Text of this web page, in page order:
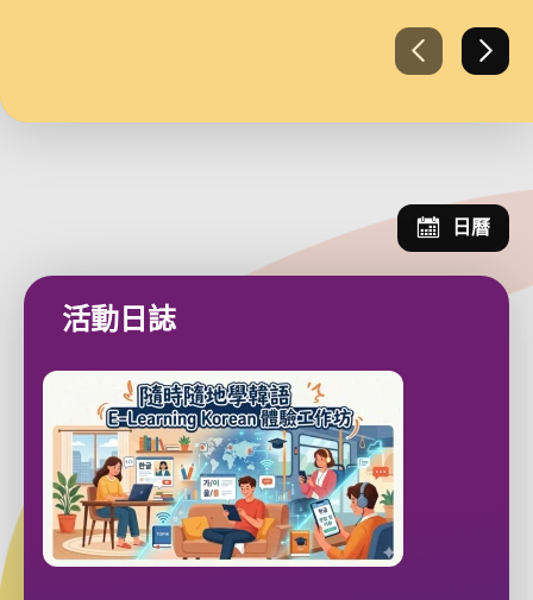
上一張 下一
日曆
Open
活動日誌